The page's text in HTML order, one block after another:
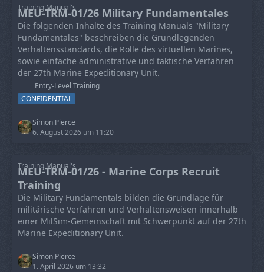
Training Manual's
MEU-TRM-01/26 Military Fundamentales
Die folgenden Inhalte des Training Manuals "Military
Fundamentales" beschreiben die Grundlegenden
Verhaltensstandards, die Rolle des virtuellen Marines,
sowie einfache administrative und taktische Verfahren
der 27th Marine Expeditionary Unit.
Entry-Level Training
CONFIDENTIAL
Simon Pierce
6. August 2026 um 11:20
Training Manual's
MEU-TRM-01/26 - Marine Corps Recruit
Training
Die Military Fundamentals bilden die Grundlage für
militärische Verfahren und Verhaltensweisen innerhalb
einer MilSim-Gemeinschaft mit Schwerpunkt auf der 27th
Marine Expeditionary Unit.
Simon Pierce
1. April 2026 um 13:32